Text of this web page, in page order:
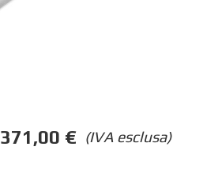
(IVA esclusa)
371,00 €